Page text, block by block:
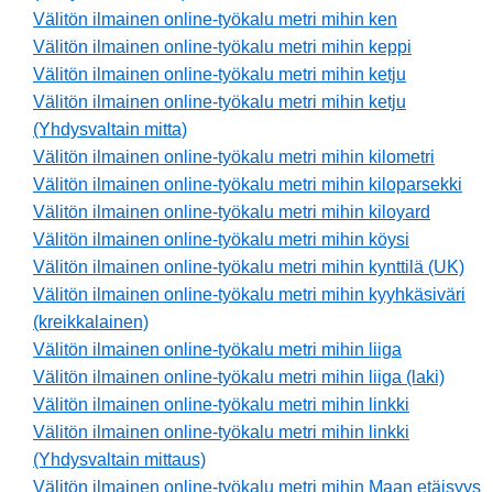
Välitön ilmainen online-työkalu metri mihin ken
Välitön ilmainen online-työkalu metri mihin keppi
Välitön ilmainen online-työkalu metri mihin ketju
Välitön ilmainen online-työkalu metri mihin ketju
(Yhdysvaltain mitta)
Välitön ilmainen online-työkalu metri mihin kilometri
Välitön ilmainen online-työkalu metri mihin kiloparsekki
Välitön ilmainen online-työkalu metri mihin kiloyard
Välitön ilmainen online-työkalu metri mihin köysi
Välitön ilmainen online-työkalu metri mihin kynttilä (UK)
Välitön ilmainen online-työkalu metri mihin kyyhkäsiväri
(kreikkalainen)
Välitön ilmainen online-työkalu metri mihin liiga
Välitön ilmainen online-työkalu metri mihin liiga (laki)
Välitön ilmainen online-työkalu metri mihin linkki
Välitön ilmainen online-työkalu metri mihin linkki
(Yhdysvaltain mittaus)
Välitön ilmainen online-työkalu metri mihin Maan etäisyys